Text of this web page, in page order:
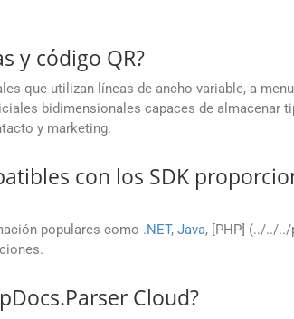
y código QR?
que utilizan líneas de ancho variable, a
bidimensionales capaces de almacenar
y marketing.
con los SDK
populares como .NET, Java, [PHP] (../../
Cloud?